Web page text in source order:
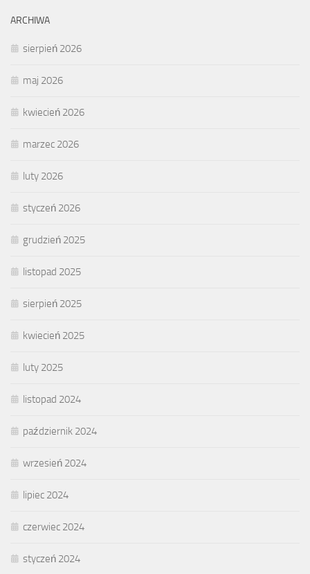
ARCHIWA
sierpień 2026
maj 2026
kwiecień 2026
marzec 2026
luty 2026
styczeń 2026
grudzień 2025
listopad 2025
sierpień 2025
kwiecień 2025
luty 2025
listopad 2024
październik 2024
wrzesień 2024
lipiec 2024
czerwiec 2024
styczeń 2024